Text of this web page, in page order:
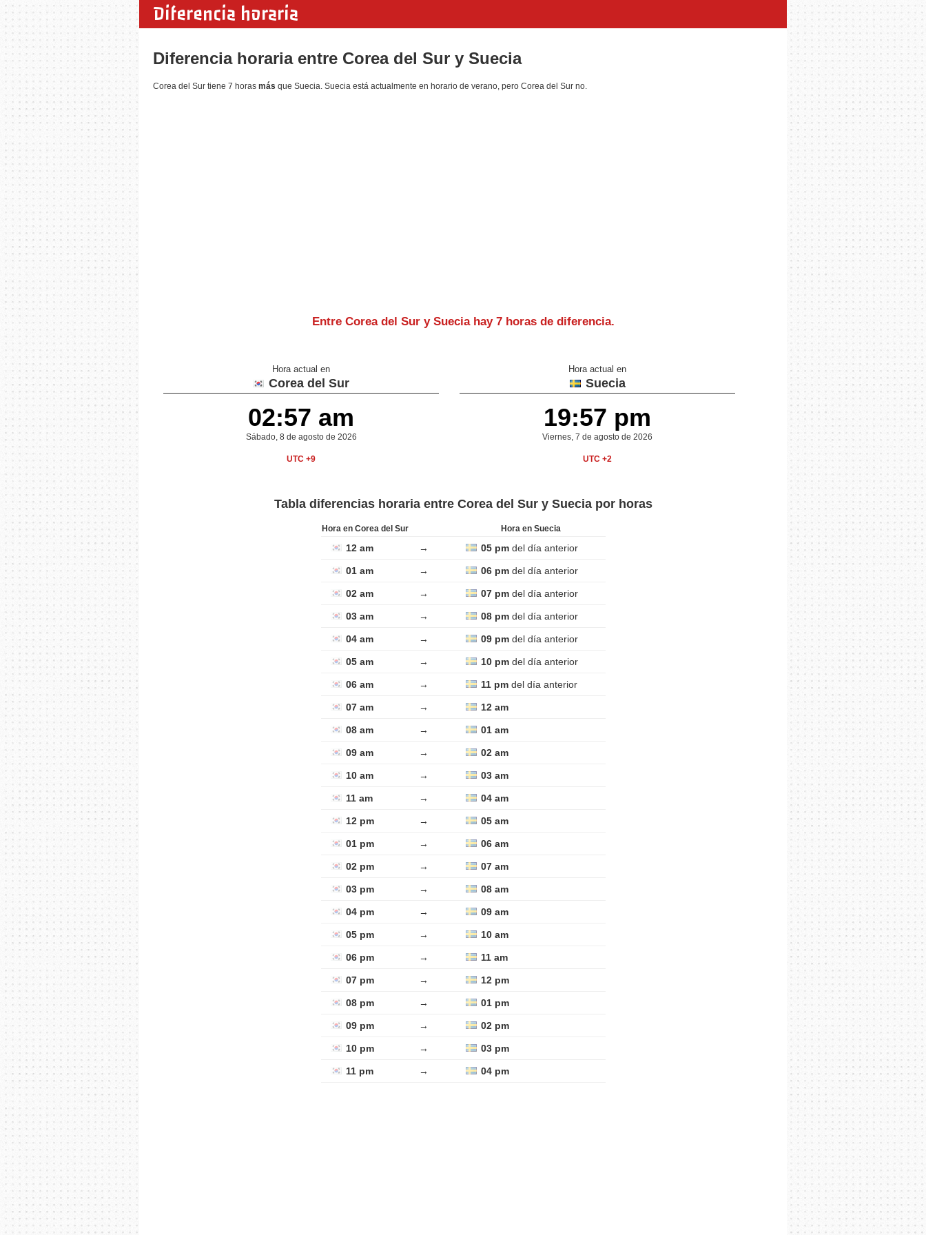
Diferencia horaria
Diferencia horaria entre Corea del Sur y Suecia
Corea del Sur tiene 7 horas más que Suecia. Suecia está actualmente en horario de verano, pero Corea del Sur no.
Entre Corea del Sur y Suecia hay 7 horas de diferencia.
Hora actual en
Corea del Sur
02:57 am
Sábado, 8 de agosto de 2026
UTC +9
Hora actual en
Suecia
19:57 pm
Viernes, 7 de agosto de 2026
UTC +2
Tabla diferencias horaria entre Corea del Sur y Suecia por horas
Hora en Corea del Sur Hora en Suecia
12 am → 05 pmdel día anterior
01 am → 06 pmdel día anterior
02 am → 07 pmdel día anterior
03 am → 08 pmdel día anterior
04 am → 09 pmdel día anterior
05 am → 10 pmdel día anterior
06 am → 11 pmdel día anterior
07 am → 12 am
08 am → 01 am
09 am → 02 am
10 am → 03 am
11 am → 04 am
12 pm → 05 am
01 pm → 06 am
02 pm → 07 am
03 pm → 08 am
04 pm → 09 am
05 pm → 10 am
06 pm → 11 am
07 pm → 12 pm
08 pm → 01 pm
09 pm → 02 pm
10 pm → 03 pm
11 pm → 04 pm